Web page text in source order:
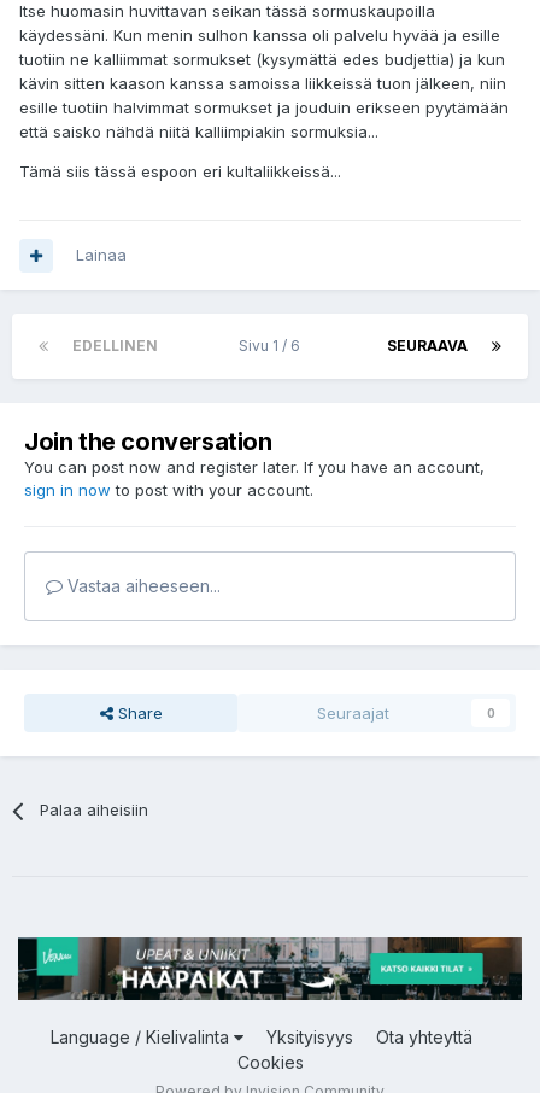
Itse huomasin huvittavan seikan tässä sormuskaupoilla
käydessäni. Kun menin sulhon kanssa oli palvelu hyvää ja esille
tuotiin ne kalliimmat sormukset (kysymättä edes budjettia) ja kun
kävin sitten kaason kanssa samoissa liikkeissä tuon jälkeen, niin
esille tuotiin halvimmat sormukset ja jouduin erikseen pyytämään
että saisko nähdä niitä kalliimpiakin sormuksia...
Tämä siis tässä espoon eri kultaliikkeissä...
Lainaa
EDELLINEN SEURAAVA
Sivu 1 / 6
Join the conversation
You can post now and register later. If you have an account,
sign in now to post with your account.
Vastaa aiheeseen...
Share Seuraajat 0
Palaa aiheisiin
Language / Kielivalinta Yksityisyys
Ota yhteyttä
Cookies